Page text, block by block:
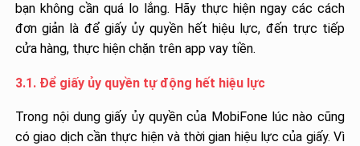
bạn không cần quá lo lắng. Hãy thực hiện ngay các cách
đơn giản là để giấy ủy quyền hết hiệu lực, đến trực tiếp
cửa hàng, thực hiện chặn trên app vay tiền.
3.1. Để giấy ủy quyền tự động hết hiệu lực
Trong nội dung giấy ủy quyền của MobiFone lúc nào cũng
có giao dịch cần thực hiện và thời gian hiệu lực của giấy. Vì